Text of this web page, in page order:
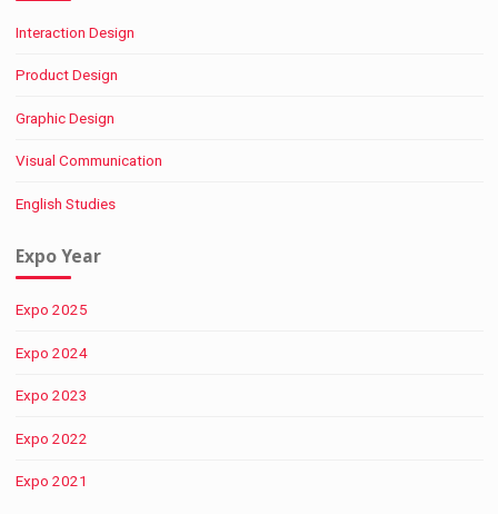
Interaction Design
Product Design
Graphic Design
Visual Communication
English Studies
Expo Year
Expo 2025
Expo 2024
Expo 2023
Expo 2022
Expo 2021